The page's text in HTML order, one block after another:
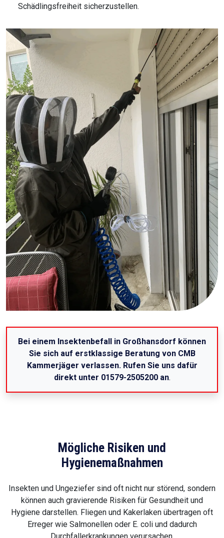
Schädlingsfreiheit sicherzustellen.
Bei einem Insektenbefall in Großhansdorf können
Sie sich auf erstklassige Beratung von CMB
Kammerjäger verlassen. Rufen Sie uns dafür
direkt unter 01579-2505200 an.
Mögliche Risiken und
Hygienemaßnahmen
Insekten und Ungeziefer sind oft nicht nur störend, sondern
können auch gravierende Risiken für Gesundheit und
Hygiene darstellen. Fliegen und Kakerlaken übertragen oft
Erreger wie Salmonellen oder E. coli und dadurch